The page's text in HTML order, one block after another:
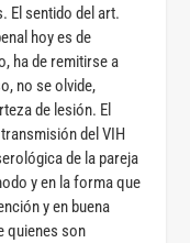
El sentido del art.
hoy es de
ha de remitirse a
no se olvide,
de lesión. El
del VIH
de la pareja
y en la forma que
y en buena
quienes son